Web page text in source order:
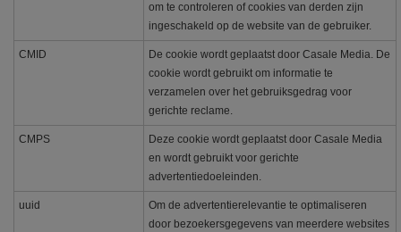
om te controleren of cookies van derden zijn
ingeschakeld op de website van de gebruiker.
CMID
De cookie wordt geplaatst door Casale Media. De
cookie wordt gebruikt om informatie te
verzamelen over het gebruiksgedrag voor
gerichte reclame.
CMPS
Deze cookie wordt geplaatst door Casale Media
en wordt gebruikt voor gerichte
advertentiedoeleinden.
uuid
Om de advertentierelevantie te optimaliseren
door bezoekersgegevens van meerdere websites